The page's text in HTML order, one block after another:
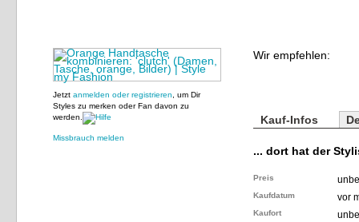
Jetzt anmelden oder registrieren , um Dir
Styles zu merken oder Fan davon zu
werden.
Missbrauch melden
Wir empfehlen:
Kauf-Infos
... dort hat der
Preis
Kaufdatum vor
Kaufort